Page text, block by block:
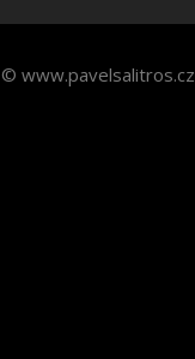
© www.pavelsalitros.cz